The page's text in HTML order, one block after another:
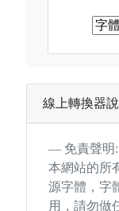
線上轉換器
免責聲明:
本網站的所
源字體，字
用，請勿做